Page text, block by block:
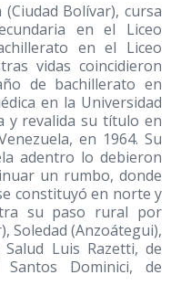
Bolívar), cursa
en el Liceo
en el Liceo
vidas coincidieron
de bachillerato en
en la Universidad
y revalida su título en
en 1964. Su
adentro lo debieron
un rumbo, donde
constituyó en norte y
su paso rural por
Soledad (Anzoátegui),
Luis Razetti, de
Dominici, de